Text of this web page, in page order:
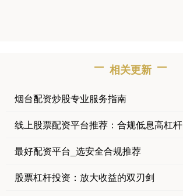
相关更新
烟台配资炒股专业服务指南
线上股票配资平台推荐：合规低息高杠杆
最好配资平台_选安全合规推荐
股票杠杆投资：放大收益的双刃剑